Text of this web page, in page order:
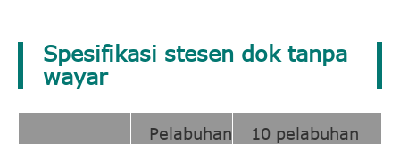
Spesifikasi stesen dok tanpa
wayar
Pelabuhan 10 pelabuhan